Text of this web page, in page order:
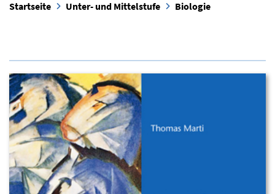
Startseite Unter- und Mittelstufe Biologie